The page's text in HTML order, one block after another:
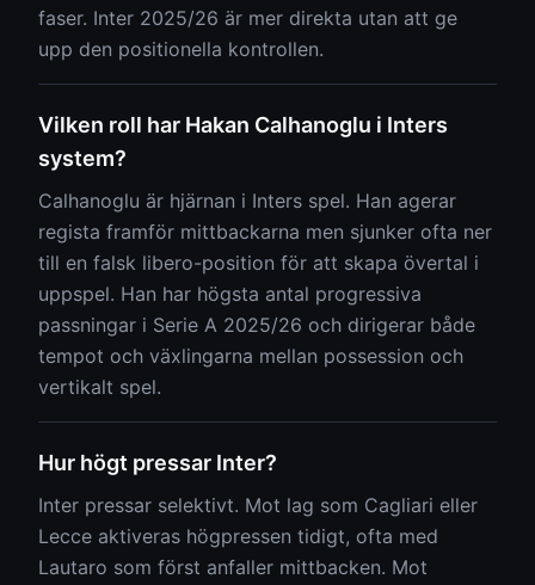
faser. Inter 2025/26 är mer direkta utan att ge
upp den positionella kontrollen.
Vilken roll har Hakan Calhanoglu i Inters
system?
Calhanoglu är hjärnan i Inters spel. Han agerar
regista framför mittbackarna men sjunker ofta ner
till en falsk libero-position för att skapa övertal i
uppspel. Han har högsta antal progressiva
passningar i Serie A 2025/26 och dirigerar både
tempot och växlingarna mellan possession och
vertikalt spel.
Hur högt pressar Inter?
Inter pressar selektivt. Mot lag som Cagliari eller
Lecce aktiveras högpressen tidigt, ofta med
Lautaro som först anfaller mittbacken. Mot